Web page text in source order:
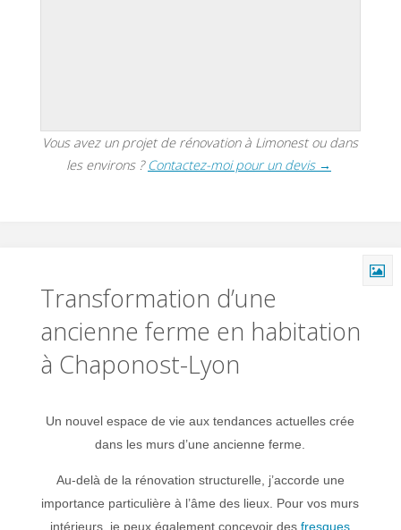
Vous avez un projet de rénovation à Limonest ou dans
les environs ? Contactez-moi pour un devis →
Transformation d’une
ancienne ferme en habitation
à Chaponost-Lyon
Un nouvel espace de vie aux tendances actuelles crée
dans les murs d’une ancienne ferme.
Au-delà de la rénovation structurelle, j’accorde une
importance particulière à l’âme des lieux. Pour vos murs
intérieurs, je peux également concevoir desfresques